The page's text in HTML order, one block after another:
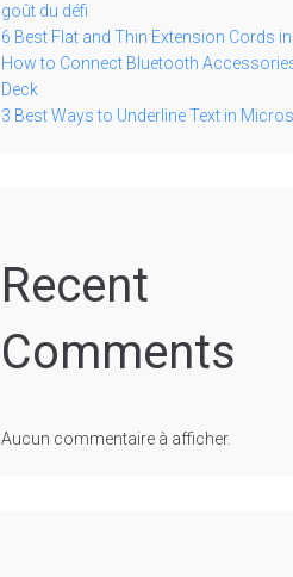
goût du défi
6 Best Flat and Thin Extension Cords
How to Connect Bluetooth
Deck
3 Best Ways to Underline Text in
Recent
Comments
Aucun commentaire à afficher.